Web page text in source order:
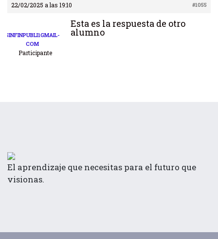
22/02/2025 a las 19:10 #1055
SINFINPUBLI1GMAIL-
COM
Participante
Esta es la respuesta de otro
alumno
El aprendizaje que necesitas para el futuro que
visionas.